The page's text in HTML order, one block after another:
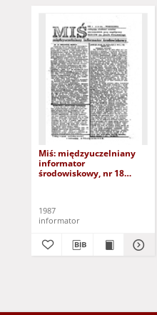
Miś: międzyuczelniany
informator
środowiskowy, nr 18
1987
informator